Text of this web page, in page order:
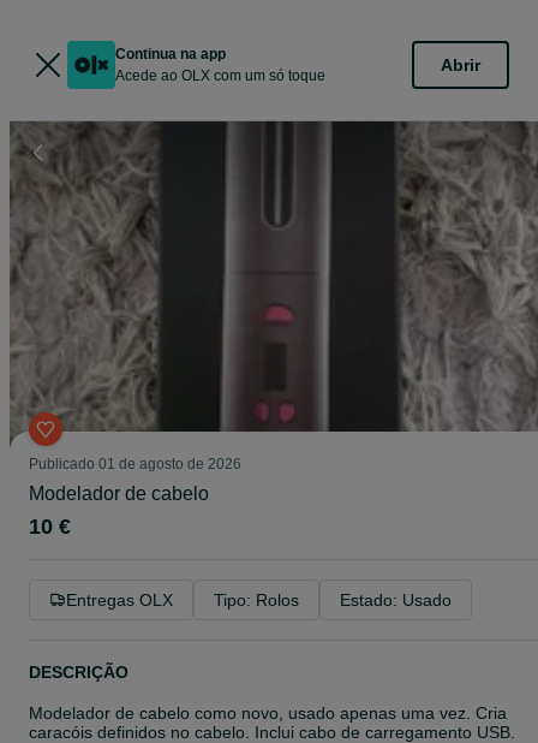
Continua na app
Acede ao OLX com um só toque
Abrir
Publicado 01 de agosto de 2026
Modelador de cabelo
10 €
Entregas OLX Tipo: Rolos Estado: Usado
DESCRIÇÃO
Modelador de cabelo como novo, usado apenas uma vez. Cria
caracóis definidos no cabelo. Inclui cabo de carregamento USB.